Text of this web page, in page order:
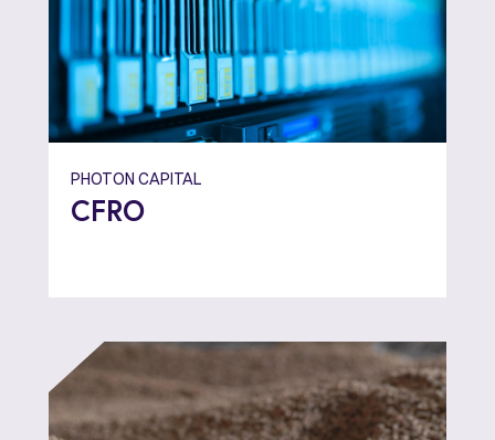
PHOTON CAPITAL
CFRO